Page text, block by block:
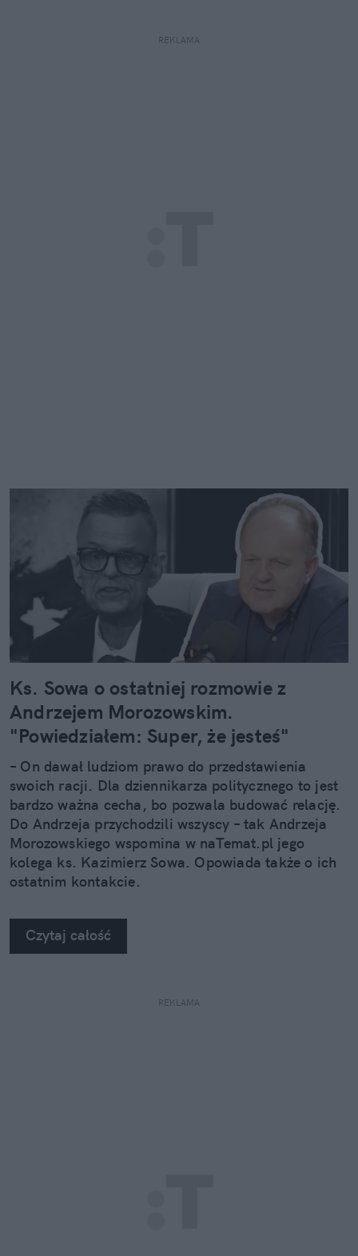
REKLAMA
Ks. Sowa o ostatniej rozmowie z
Andrzejem Morozowskim.
"Powiedziałem: Super, że jesteś"
– On dawał ludziom prawo do przedstawienia
swoich racji. Dla dziennikarza politycznego to jest
bardzo ważna cecha, bo pozwala budować relację.
Do Andrzeja przychodzili wszyscy – tak Andrzeja
Morozowskiego wspomina w naTemat.pl jego
kolega ks. Kazimierz Sowa. Opowiada także o ich
ostatnim kontakcie.
Czytaj całość
REKLAMA